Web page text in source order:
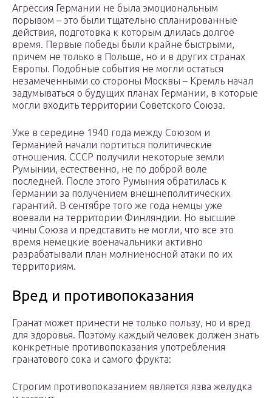
Агрессия Германии не была эмоциональным
порывом – это были тщательно спланированные
действия, подготовка к которым длилась долгое
время. Первые победы были крайне быстрыми,
причем не только в Польше, но и в других странах
Европы. Подобные события не могли остаться
незамеченными со стороны Москвы – Кремль начал
задумываться о будущих планах Германии, в которые
могли входить территории Советского Союза.
Уже в середине 1940 года между Союзом и
Германией начали портиться политические
отношения. СССР получили некоторые земли
Румынии, естественно, не по доброй воле
последней. После этого Румыния обратилась к
Германии за получением внешнеполитических
гарантий. В сентябре того же года немцы уже
воевали на территории Финляндии. Но высшие
чины Союза и представить не могли, что все это
время немецкие военачальники активно
разрабатывали план молниеносной атаки по их
территориям.
Вред и противопоказания
Гранат может принести не только пользу, но и вред
для здоровья. Поэтому каждый человек должен знать
конкретные противопоказания употребления
гранатового сока и самого фрукта:
Строгим противопоказанием является язва желудка